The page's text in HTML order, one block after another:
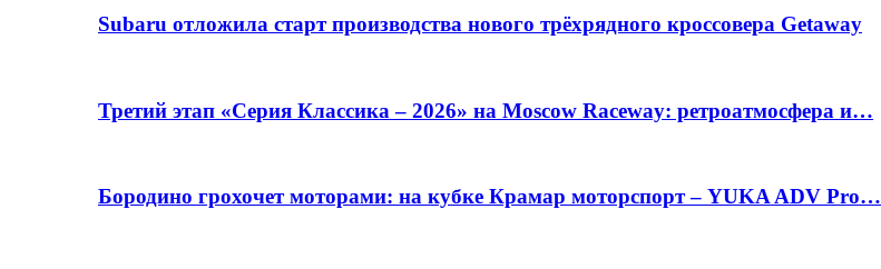
Subaru отложила старт производства нового трёхрядного кроссовера Getaway
Третий этап «Серия Классика – 2026» на Moscow Raceway: ретроатмосфера и…
Бородино грохочет моторами: на кубке Крамар моторспорт – YUKA ADV Pro…